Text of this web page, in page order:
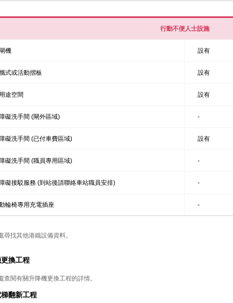
行動不便人士設施
機 設有
式或活動摺板 設有
途空間 設有
礙洗手間 (閘外區域) -
礙洗手間 (已付車費區域) 設有
礙洗手間 (職員專用區域) -
礙接駁服務 (到站後請聯絡車站職員安排) -
輪椅專用充電插座 -
尋找其他港鐵設備資料。
換工程
查閱有關升降機更換工程的詳情。
翻新工程